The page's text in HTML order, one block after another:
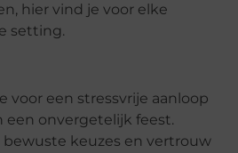
hier vind je voor elke
setting.
voor een stressvrije aanloop
een onvergetelijk feest.
bewuste keuzes en vertrouw